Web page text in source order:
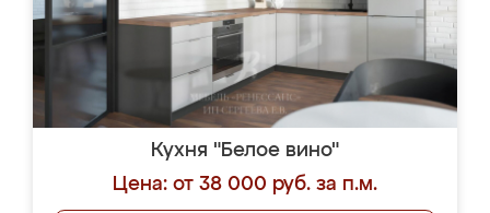
Кухня "Белое вино"
Цена: от 38 000 руб. за п.м.